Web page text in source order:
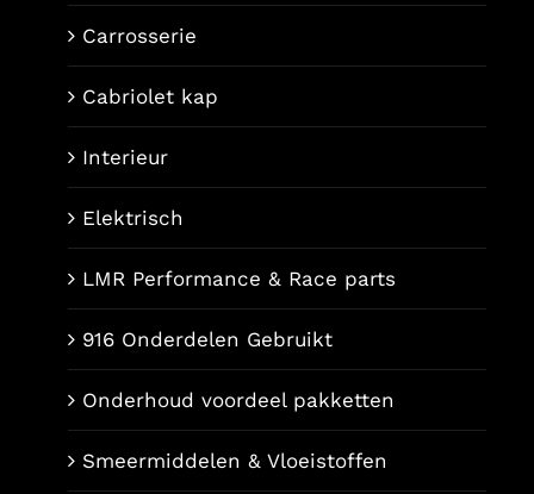
Carrosserie
Cabriolet kap
Interieur
Elektrisch
LMR Performance & Race parts
916 Onderdelen Gebruikt
Onderhoud voordeel pakketten
Smeermiddelen & Vloeistoffen